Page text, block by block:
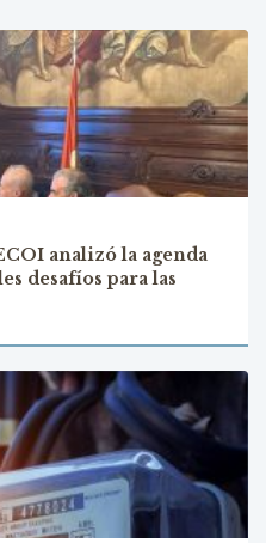
analizó la agenda
desafíos para las